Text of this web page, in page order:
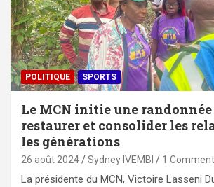
POLITIQUE SPORTS
Le MCN initie une
restaurer et consolider les
les générations
26 août 2024 Sydney IVEMBI 1 Comment
La présidente du MCN, Victoire Lasseni